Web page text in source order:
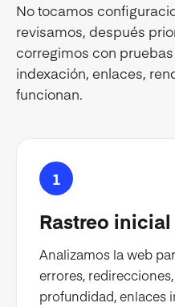
No tocamos
revisamos, después
corregimos con
indexación, enlaces,
funcionan.
1
Rastreo inicial
Analizamos la web
errores,
profundidad, enlaces